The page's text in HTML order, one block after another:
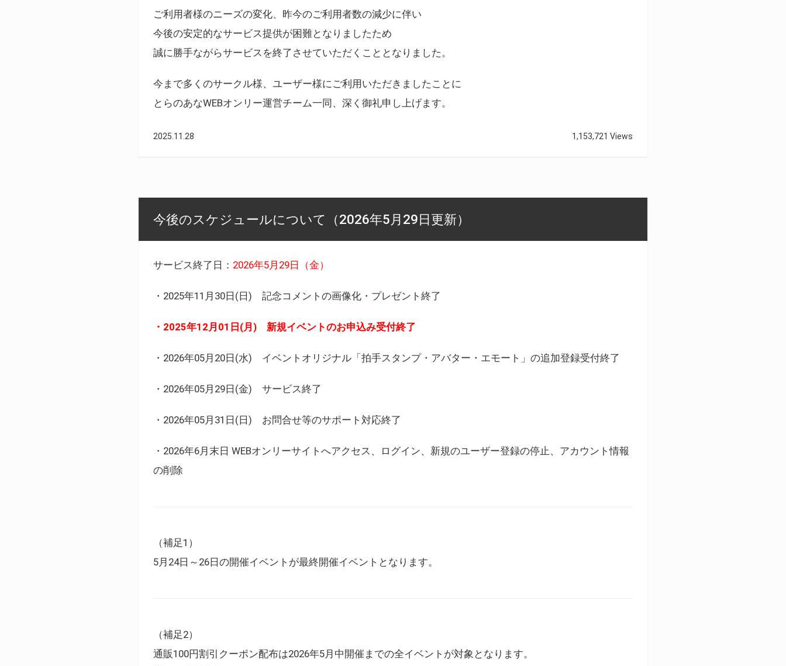
ご利用者様のニーズの変化、昨今のご利用者数の減少に伴い
今後の安定的なサービス提供が困難となりましたため
誠に勝手ながらサービスを終了させていただくこととなりました。
今まで多くのサークル様、ユーザー様にご利用いただきましたことに
とらのあなWEBオンリー運営チーム一同、深く御礼申し上げます。
2025.11.28 1,153,721 Views
今後のスケジュールについて（2026年5月29日更新）
サービス終了日： 2026年5月29日（金）
・2025年11月30日(日) 記念コメントの画像化・プレゼント終了
・2025年12月01日(月) 新規イベントのお申込み受付終了
・2026年05月20日(水) イベントオリジナル「拍手スタンプ・アバター・エモート」の追加登録受付終了
・2026年05月29日(金) サービス終了
・2026年05月31日(日) お問合せ等のサポート対応終了
・2026年6月末日 WEBオンリーサイトへアクセス、ログイン、新規のユーザー登録の停止、アカウント情報
の削除
（補足1）
5月24日～26日の開催イベントが最終開催イベントとなります。
（補足2）
通販100円割引クーポン配布は2026年5月中開催までの全イベントが対象となります。